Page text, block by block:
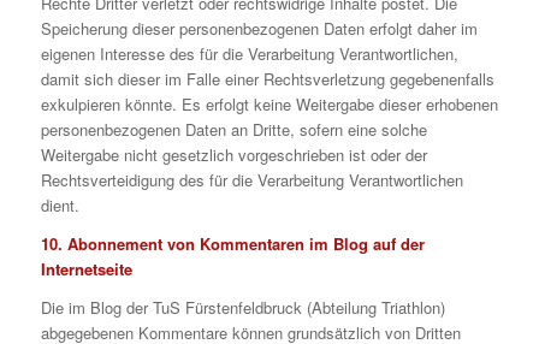
Speicherung dieser personenbezogenen Daten erfolgt daher im
eigenen Interesse des für die Verarbeitung Verantwortlichen,
damit sich dieser im Falle einer Rechtsverletzung gegebenenfalls
exkulpieren könnte. Es erfolgt keine Weitergabe dieser erhobenen
personenbezogenen Daten an Dritte, sofern eine solche
Weitergabe nicht gesetzlich vorgeschrieben ist oder der
Rechtsverteidigung des für die Verarbeitung Verantwortlichen
dient.
10. Abonnement von Kommentaren im Blog auf der
Internetseite
Die im Blog der TuS Fürstenfeldbruck (Abteilung Triathlon)
abgegebenen Kommentare können grundsätzlich von Dritten